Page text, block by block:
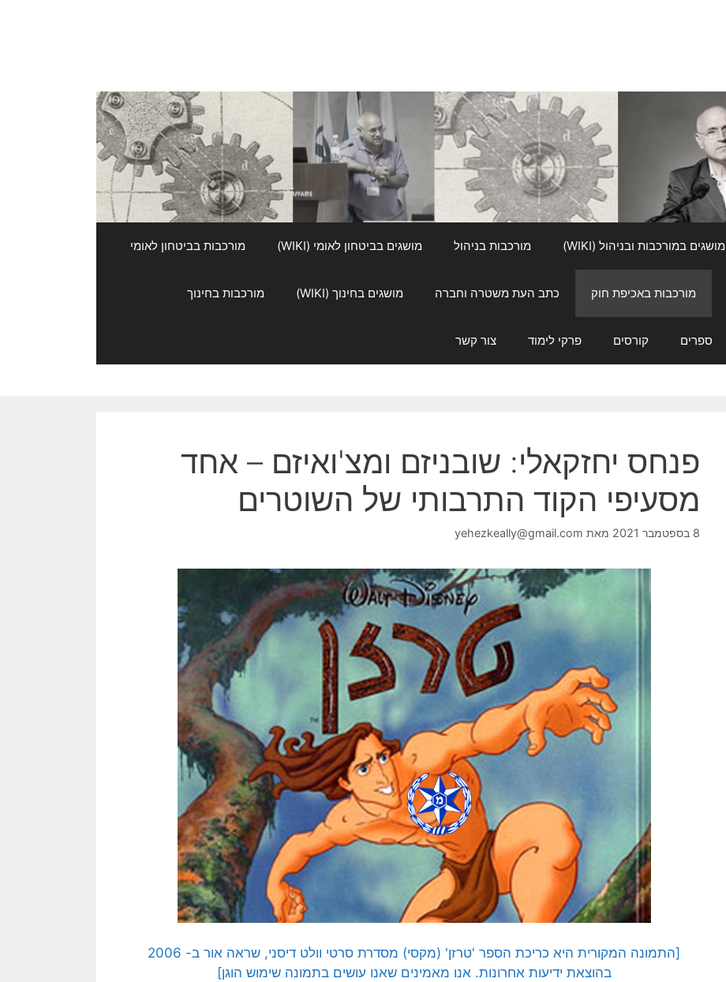
מושגים במורכבות ובניהול (WIKI) מורכבות בניהול מושגים בביטחון לאומי (WIKI) מורכבות בביטחון לאומי
מורכבות באכיפת חוק כתב העת משטרה וחברה מושגים בחינוך (WIKI) מורכבות בחינוך
ספרים קורסים פרקי לימוד צור קשר
פנחס יחזקאלי: שובניזם ומצ'ואיזם – אחד
מסעיפי הקוד התרבותי של השוטרים
8 בספטמבר 2021 מאת yehezkeally@gmail.com
[התמונה המקורית היא כריכת הספר 'טרזן' (מקסי) מסדרת סרטי וולט דיסני, שראה אור ב- 2006
בהוצאת ידיעות אחרונות. אנו מאמינים שאנו עושים בתמונה שימוש הוגן]